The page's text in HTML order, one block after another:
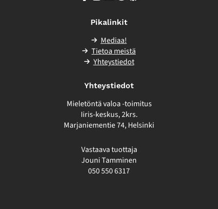
Pikalinkit
Mediaa!
Tietoa meistä
Yhteystiedot
Yhteystiedot
Mieletöntä valoa -toimitus
Iiris-keskus, 2krs.
Marjaniementie 74, Helsinki
Vastaava tuottaja
Jouni Tamminen
050 550 6317